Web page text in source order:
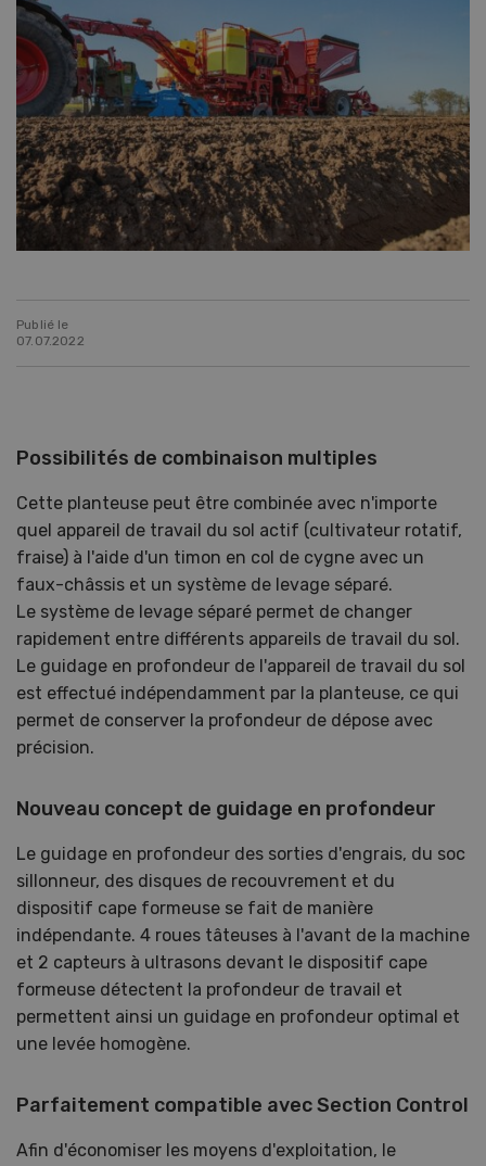
Publié le
07.07.2022
Possibilités de combinaison multiples
Cette planteuse peut être combinée avec n'importe
quel appareil de travail du sol actif (cultivateur rotatif,
fraise) à l'aide d'un timon en col de cygne avec un
faux-châssis et un système de levage séparé.
Le système de levage séparé permet de changer
rapidement entre différents appareils de travail du sol.
Le guidage en profondeur de l'appareil de travail du sol
est effectué indépendamment par la planteuse, ce qui
permet de conserver la profondeur de dépose avec
précision.
Nouveau concept de guidage en profondeur
Le guidage en profondeur des sorties d'engrais, du soc
sillonneur, des disques de recouvrement et du
dispositif cape formeuse se fait de manière
indépendante. 4 roues tâteuses à l'avant de la machine
et 2 capteurs à ultrasons devant le dispositif cape
formeuse détectent la profondeur de travail et
permettent ainsi un guidage en profondeur optimal et
une levée homogène.
Parfaitement compatible avec Section Control
Afin d'économiser les moyens d'exploitation, le